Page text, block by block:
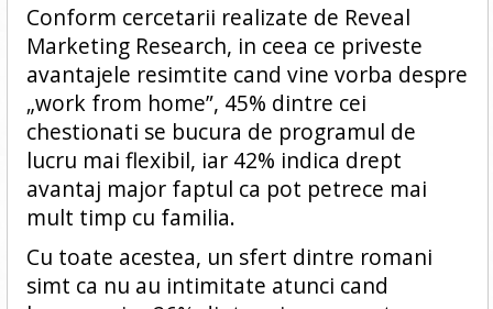
Conform cercetarii realizate de Reveal
Marketing Research, in ceea ce priveste
avantajele resimtite cand vine vorba despre
„work from home”, 45% dintre cei
chestionati se bucura de programul de
lucru mai flexibil, iar 42% indica drept
avantaj major faptul ca pot petrece mai
mult timp cu familia.
Cu toate acestea, un sfert dintre romani
simt ca nu au intimitate atunci cand